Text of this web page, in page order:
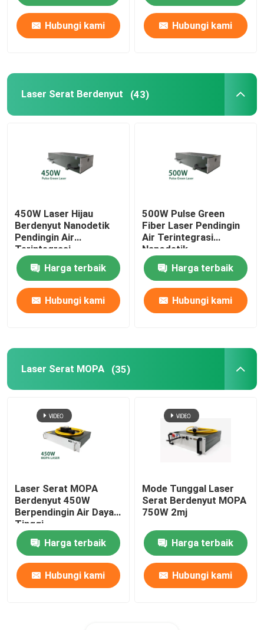
Laser Serat UV
Penghilang Rintangan Laser
Mesin Las Laser Genggam
Hubungi kami Hubungi kami
Laser Serat Berdenyut (43)
450W Laser Hijau
Berdenyut Nanodetik
Pendingin Air
Terintegrasi
Harga terbaik
Hubungi kami
500W Pulse Green
Fiber Laser Pendingin
Air Terintegrasi
Nanodetik
Harga terbaik
Hubungi kami
Laser Serat MOPA (35)
Laser Serat MOPA
Berdenyut 450W
Berpendingin Air Daya
Tinggi
Harga terbaik
Hubungi kami
Mode Tunggal Laser
Serat Berdenyut MOPA
750W 2mj
Harga terbaik
Hubungi kami